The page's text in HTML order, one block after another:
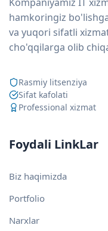
Kompaniyamiz IT
hamkoringiz
va yuqori sifatli
cho'qqilarga olib
Rasmiy litsenziya
Sifat kafolati
Professional xizmat
Foydali LinkLar
Biz haqimizda
Portfolio
Narxlar